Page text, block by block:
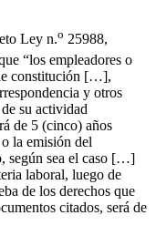
Ley n.o 25988,
“los empleadores o
constitución […],
y otros
su actividad
de 5 (cinco) años
la emisión del
según sea el caso […]
laboral, luego de
de los derechos que
citados, será de